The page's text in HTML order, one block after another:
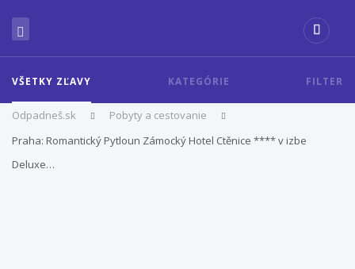
VŠETKY ZĽAVY KATEGÓRIE FILTER
Odpadneš.sk
Pobyty a cestovanie
Praha: Romantický Pytloun Zámocký Hotel Ctěnice **** v izbe
Deluxe…